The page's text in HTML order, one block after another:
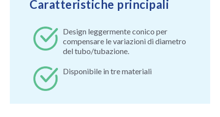
Caratteristiche principali
Design leggermente conico per
compensare le variazioni di diametro
del tubo/tubazione.
Disponibile in tre materiali